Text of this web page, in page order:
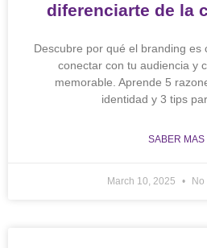
diferenciarte de la
Descubre por qué el branding es
conectar con tu audiencia y
memorable. Aprende 5
identidad y 3 tips
SABER MAS
March 10, 2025